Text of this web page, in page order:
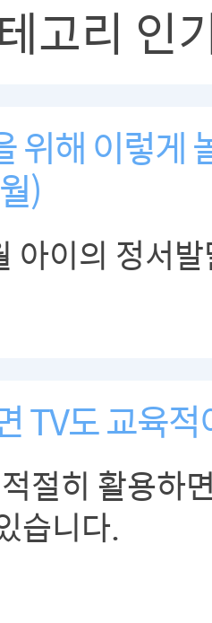
고리 인
위해 이렇게
)
아이의 정서
TV도 교육
절히 활용하
습니다.